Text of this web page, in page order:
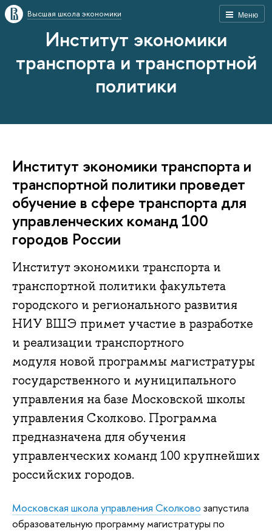
Меню
Высшая школа экономики
Институт экономики
транспорта и транспортной
политики
Институт экономики транспорта и
транспортной политики проведет
обучение в сфере транспорта для
управленческих команд 100
городов России
Институт экономики транспорта и
транспортной политики факультета
городского и регионального развития
НИУ ВШЭ примет участие в разработке
и реализации транспортного
модуля новой программы магистратуры
государственного и муниципального
управления на базе Московской школы
управления Сколково. Программа
предназначена для обучения
управленческих команд 100 крупнейших
российских городов.
Московская школа управления Сколково запустила
образовательную программу магистратуры по